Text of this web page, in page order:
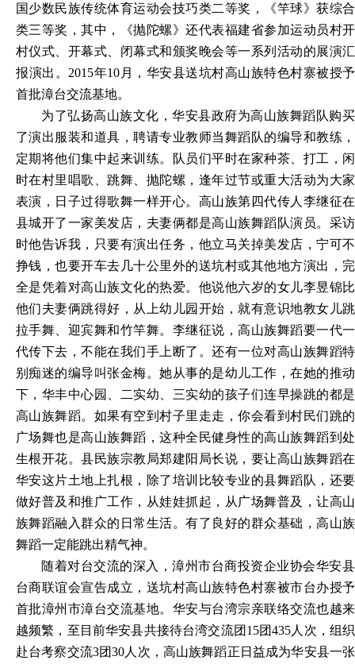
国少数民族传统体育运动会技巧类二等奖，《竿球》获综合
类三等奖，其中，《抛陀螺》还代表福建省参加运动员村开
村仪式、开幕式、闭幕式和颁奖晚会等一系列活动的展演汇
报演出。2015年10月，华安县送坑村高山族特色村寨被授予
首批漳台交流基地。
为了弘扬高山族文化，华安县政府为高山族舞蹈队购买
了演出服装和道具，聘请专业教师当舞蹈队的编导和教练，
定期将他们集中起来训练。队员们平时在家种茶、打工，闲
时在村里唱歌、跳舞、抛陀螺，逢年过节或重大活动为大家
表演，日子过得歌舞一样开心。高山族第四代传人李继征在
县城开了一家美发店，夫妻俩都是高山族舞蹈队演员。采访
时他告诉我，只要有演出任务，他立马关掉美发店，宁可不
挣钱，也要开车去几十公里外的送坑村或其他地方演出，完
全是凭着对高山族文化的热爱。他说他六岁的女儿李昱锦比
他们夫妻俩跳得好，从上幼儿园开始，就有意识地教女儿跳
拉手舞、迎宾舞和竹竿舞。李继征说，高山族舞蹈要一代一
代传下去，不能在我们手上断了。还有一位对高山族舞蹈特
别痴迷的编导叫张金梅。她从事的是幼儿工作，在她的推动
下，华丰中心园、二实幼、三实幼的孩子们连早操跳的都是
高山族舞蹈。如果有空到村子里走走，你会看到村民们跳的
广场舞也是高山族舞蹈，这种全民健身性的高山族舞蹈到处
生根开花。县民族宗教局郑建阳局长说，要让高山族舞蹈在
华安这片土地上扎根，除了培训比较专业的县舞蹈队，还要
做好普及和推广工作，从娃娃抓起，从广场舞普及，让高山
族舞蹈融入群众的日常生活。有了良好的群众基础，高山族
舞蹈一定能跳出精气神。
随着对台交流的深入，漳州市台商投资企业协会华安县
台商联谊会宣告成立，送坑村高山族特色村寨被市台办授予
首批漳州市漳台交流基地。华安与台湾宗亲联络交流也越来
越频繁，至目前华安县共接待台湾交流团 15团435人次，组织
赴台考察交流3团30人次，高山族舞蹈正日益成为华安县一张